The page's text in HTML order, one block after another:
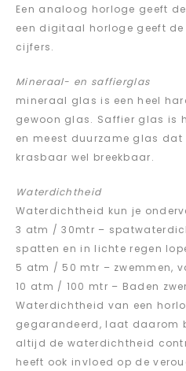
Een analoog horloge geeft
een digitaal horloge geeft
cijfers.
Mineraal- en saffierglas
mineraal glas is een heel
gewoon glas. Saffier glas is
en meest duurzame glas
krasbaar wel breekbaar.
Waterdichtheid
Waterdichtheid kun je
3 atm / 30mtr –
spatten en in lichte regen
5 atm / 50 mtr – zwemmen,
10 atm / 100 mtr – Baden
Waterdichtheid van een
gegarandeerd, laat daarom
altijd de waterdichtheid
heeft ook invloed op de